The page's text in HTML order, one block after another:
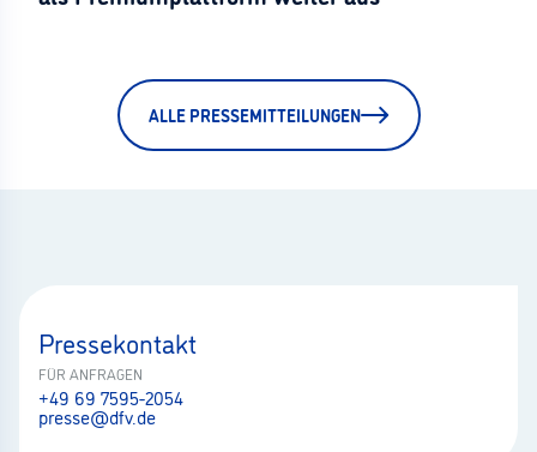
ALLE PRESSEMITTEILUNGEN
Pressekontakt
FÜR ANFRAGEN
+49 69 7595-2054
presse@dfv.de